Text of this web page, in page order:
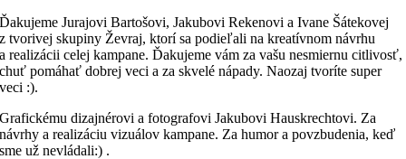
Ďakujeme Jurajovi Bartošovi, Jakubovi Rekenovi a Ivane Šátekovej
z tvorivej skupiny Ževraj, ktorí sa podieľali na kreatívnom návrhu
a realizácii celej kampane. Ďakujeme vám za vašu nesmiernu citlivosť,
chuť pomáhať dobrej veci a za skvelé nápady. Naozaj tvoríte super
veci :).
Grafickému dizajnérovi a fotografovi Jakubovi Hauskrechtovi. Za
návrhy a realizáciu vizuálov kampane. Za humor a povzbudenia, keď
sme už nevládali:) .